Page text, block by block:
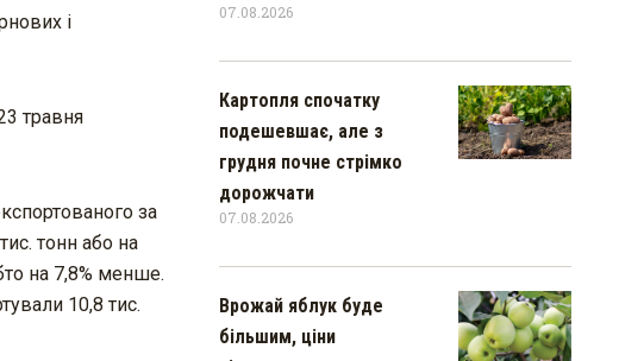
і
травня
за
тонн або на
на 7,8% менше.
10,8 тис.
07.08.2026
Картопля спочатку
подешевшає, але з
грудня почне стрімко
дорожчати
07.08.2026
Врожай яблук буде
більшим, ціни